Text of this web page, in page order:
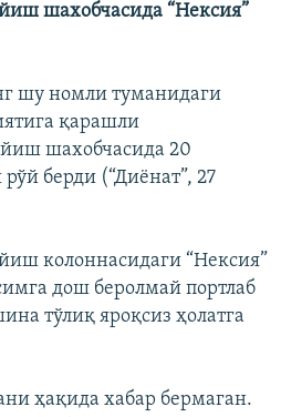
шахобчасида “Нексия”
шу номли туманидаги
қарашли
шахобчасида 20
берди (“Диёнат”, 27
колоннасидаги “Нексия”
дош беролмай портлаб
тўлиқ яроқсиз ҳолатга
ҳақида хабар бермаган.